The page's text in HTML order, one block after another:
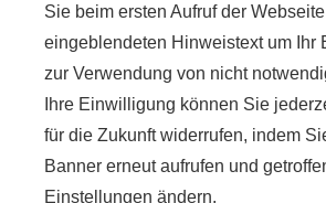
Sie beim ersten Aufruf der
eingeblendeten Hinweistext um Ihr
zur Verwendung von nicht
Ihre Einwilligung können Sie
für die Zukunft widerrufen, indem
Banner erneut aufrufen und
Einstellungen ändern.